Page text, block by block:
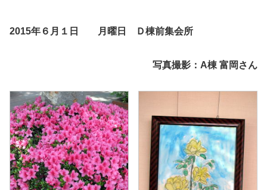
2015年６月１日 月曜日 Ｄ棟前集会所
写真撮影：A棟 富岡さん